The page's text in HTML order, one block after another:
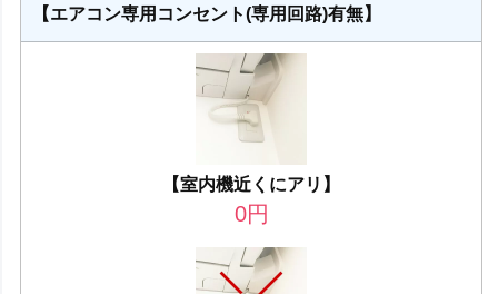
【エアコン専用コンセント(専用回路)有無】
【室内機近くにアリ】
0円